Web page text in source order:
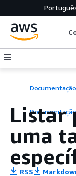
Documentação
Documentação
Listar
uma
RSS